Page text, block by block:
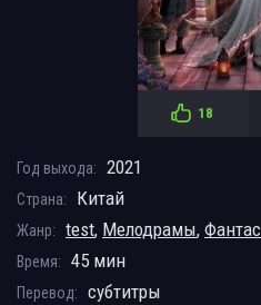
18
Год выхода: 2021
Страна: Китай
Жанр: test, Мелодрамы,
Время: 45 мин
Перевод: субтитры